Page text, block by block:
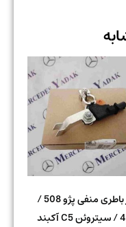
سر باطری منفی پژو 508 /
407 / سیتروئن C5 آکبند